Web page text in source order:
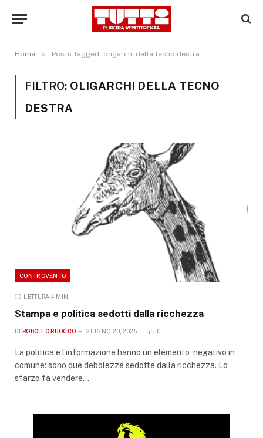
Home » Posts Tagged "oligarchi della tecno destra"
FILTRO: OLIGARCHI DELLA TECNO
DESTRA
CONTROVENTO
LETTURA 4 MIN.
Stampa e politica sedotti dalla ricchezza
DI RODOLFO RUOCCO GIUGNO 20, 2025 0
La politica e l’informazione hanno un elemento negativo in
comune: sono due debolezze sedotte dalla ricchezza. Lo
sfarzo fa vendere…